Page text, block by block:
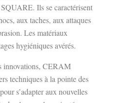
Ils se caractérisent
aux taches, aux attaques
Les matériaux
hygiéniques avérés.
innovations, CERAM
techniques à la pointe des
s’adapter aux nouvelles